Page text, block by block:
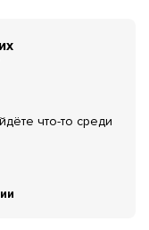
что-то среди